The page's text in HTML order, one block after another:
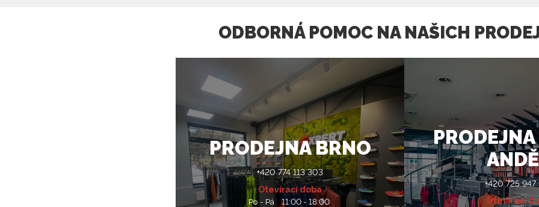
ODBORNÁ POMOC NA NAŠICH
PRODEJNA BRNO
+420 774 113 303
Otevírací doba
Po - Pá
11:00 - 18:00
+420 725 947
Otevírací